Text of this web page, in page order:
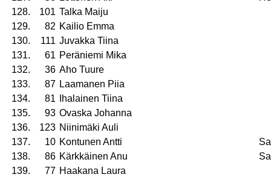
128.
101 Talka Maiju
129.
82 Kailio Emma
130.
111 Juvakka Tiina
131.
61 Peräniemi Mika
132.
36 Aho Tuure
133.
87 Laamanen Piia
134.
81
Ihalainen Tiina
135.
93 Ovaska Johanna
136.
123 Niinimäki Auli
137.
10 Kontunen Antti
138.
86 Kärkkäinen Anu
139.
77 Haakana Laura